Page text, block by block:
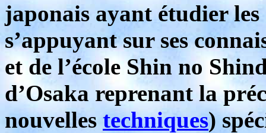
japonais ayant étudier
s’appuyant sur ses
et de l’école Shin no
d’Osaka reprenant la
nouvelles techniques)